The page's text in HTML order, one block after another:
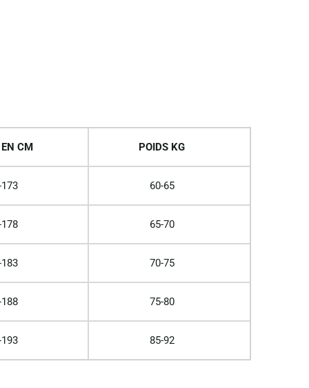
CM POIDS KG
60-65
65-70
70-75
75-80
85-92